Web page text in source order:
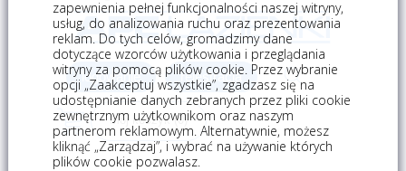
logowanie rejestracja
Mój koszyk (0)
zapewnienia pełnej funkcjonalności naszej witryny,
usług, do analizowania ruchu oraz prezentowania
reklam. Do tych celów, gromadzimy dane
dotyczące wzorców użytkowania i przeglądania
witryny za pomocą plików cookie. Przez wybranie
opcji „Zaakceptuj wszystkie”, zgadzasz się na
udostępnianie danych zebranych przez pliki cookie
zewnętrznym użytkownikom oraz naszym
partnerom reklamowym. Alternatywnie, możesz
kliknąć „Zarządzaj”, i wybrać na używanie których
plików cookie pozwalasz.